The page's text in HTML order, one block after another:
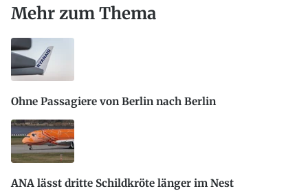
Mehr zum Thema
Ohne Passagiere von Berlin nach Berlin
ANA lässt dritte Schildkröte länger im Nest